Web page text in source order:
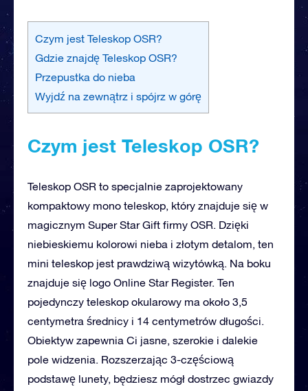
Czym jest Teleskop OSR?
Gdzie znajdę Teleskop OSR?
Przepustka do nieba
Wyjdź na zewnątrz i spójrz w górę
Czym jest Teleskop OSR?
Teleskop OSR to specjalnie zaprojektowany
kompaktowy mono teleskop, który znajduje się w
magicznym Super Star Gift firmy OSR. Dzięki
niebieskiemu kolorowi nieba i złotym detalom, ten
mini teleskop jest prawdziwą wizytówką. Na boku
znajduje się logo Online Star Register. Ten
pojedynczy teleskop okularowy ma około 3,5
centymetra średnicy i 14 centymetrów długości.
Obiektyw zapewnia Ci jasne, szerokie i dalekie
pole widzenia. Rozszerzając 3-częściową
podstawę lunety, będziesz mógł dostrzec gwiazdy